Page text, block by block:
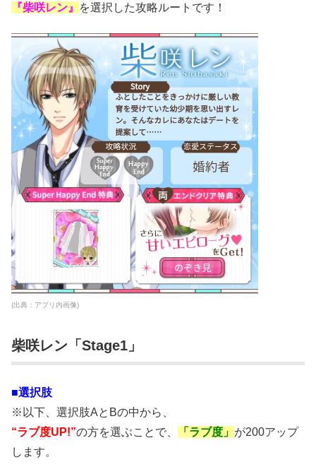
『柴咲レン』 を選択した攻略ルートです！
(出典：アプリ内画像)
柴咲レン「Stage1」
■選択肢
※以下、選択肢AとBの中から、
“ラブ度UP!”の方を選ぶことで、 「ラブ度」 が200アップ
します。